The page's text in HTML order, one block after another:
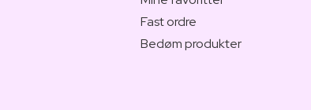
Fast ordre
Bedøm produkter